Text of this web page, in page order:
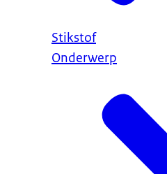
Stikstof
Onderwerp